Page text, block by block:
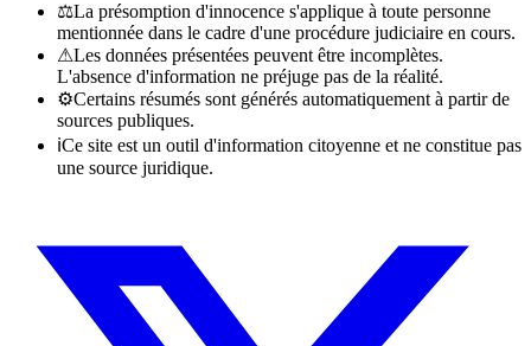
⚖La présomption d'innocence s'applique à toute personne
mentionnée dans le cadre d'une procédure judiciaire en cours.
⚠Les données présentées peuvent être incomplètes.
L'absence d'information ne préjuge pas de la réalité.
⚙Certains résumés sont générés automatiquement à partir de
sources publiques.
ℹCe site est un outil d'information citoyenne et ne constitue pas
une source juridique.